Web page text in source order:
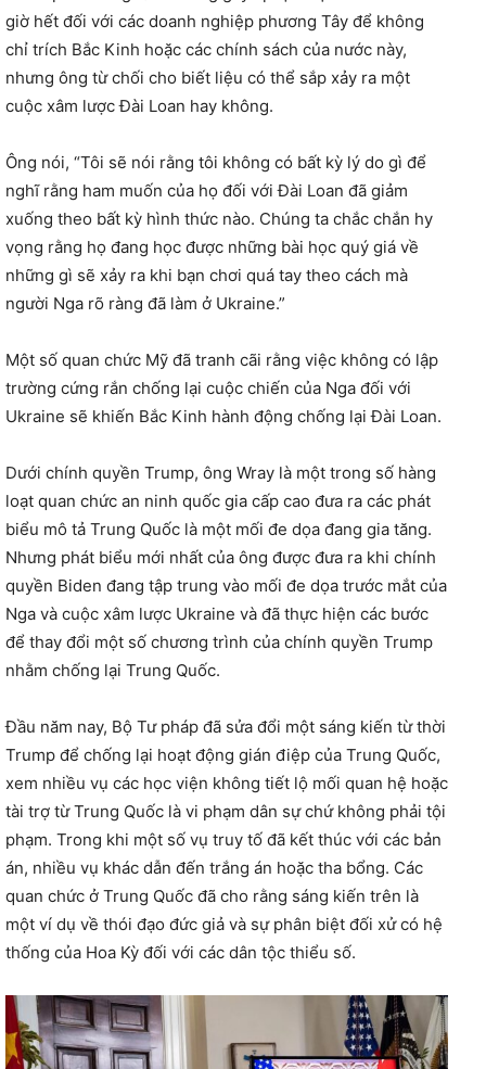
giờ hết đối với các doanh nghiệp phương Tây để không
chỉ trích Bắc Kinh hoặc các chính sách của nước này,
nhưng ông từ chối cho biết liệu có thể sắp xảy ra một
cuộc xâm lược Đài Loan hay không.
Ông nói, “Tôi sẽ nói rằng tôi không có bất kỳ lý do gì để
nghĩ rằng ham muốn của họ đối với Đài Loan đã giảm
xuống theo bất kỳ hình thức nào. Chúng ta chắc chắn hy
vọng rằng họ đang học được những bài học quý giá về
những gì sẽ xảy ra khi bạn chơi quá tay theo cách mà
người Nga rõ ràng đã làm ở Ukraine.”
Một số quan chức Mỹ đã tranh cãi rằng việc không có lập
trường cứng rắn chống lại cuộc chiến của Nga đối với
Ukraine sẽ khiến Bắc Kinh hành động chống lại Đài Loan.
Dưới chính quyền Trump, ông Wray là một trong số hàng
loạt quan chức an ninh quốc gia cấp cao đưa ra các phát
biểu mô tả Trung Quốc là một mối đe dọa đang gia tăng.
Nhưng phát biểu mới nhất của ông được đưa ra khi chính
quyền Biden đang tập trung vào mối đe dọa trước mắt của
Nga và cuộc xâm lược Ukraine và đã thực hiện các bước
để thay đổi một số chương trình của chính quyền Trump
nhằm chống lại Trung Quốc.
Đầu năm nay, Bộ Tư pháp đã sửa đổi một sáng kiến ​​từ thời
Trump để chống lại hoạt động gián điệp của Trung Quốc,
xem nhiều vụ các học viện không tiết lộ mối quan hệ hoặc
tài trợ từ Trung Quốc là vi phạm dân sự chứ không phải tội
phạm. Trong khi một số vụ truy tố đã kết thúc với các bản
án, nhiều vụ khác dẫn đến trắng án hoặc tha bổng. Các
quan chức ở Trung Quốc đã cho rằng sáng kiến trên là
một ví dụ về thói đạo đức giả và sự phân biệt đối xử có hệ
thống của Hoa Kỳ đối với các dân tộc thiểu số.